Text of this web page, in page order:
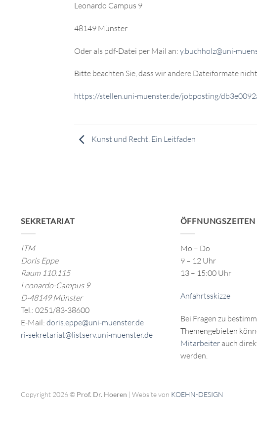
Leonardo Campus 9
48149 Münster
Oder als pdf-Datei per Mail an: y.buchholz@uni-
Bitte beachten Sie, dass wir andere Dateiformate
https://stellen.uni-muenster.de/jobposting/
Kunst und Recht. Ein Leitfaden
SEKRETARIAT
ITM
Doris Eppe
Raum 110.115
Leonardo-Campus 9
D-48149 Münster
Tel.: 0251/83-38600
E-Mail: doris.eppe@uni-muenster.de
ri-sekretariat@listserv.uni-muenster.de
ÖFFNUNGSZEITEN
Mo – Do
9 – 12 Uhr
13 – 15:00 Uhr
Anfahrtsskizze
Bei Fragen zu
Themengebieten
Mitarbeiterauch
werden.
Copyright 2026 © Prof. Dr. Hoeren | Website von KOEHN-DESIGN